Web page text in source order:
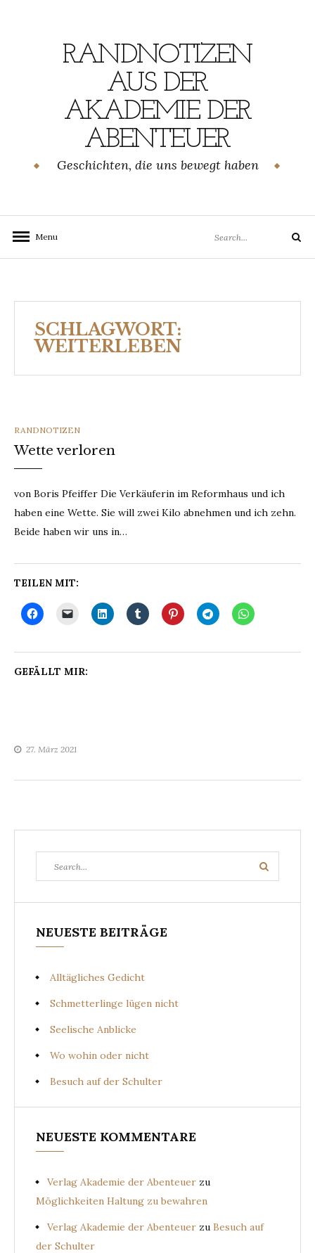
RANDNOTIZEN
AUS DER
AKADEMIE DER
ABENTEUER
Geschichten, die uns bewegt haben
Menu
for:
Search
SCHLAGWORT:
WEITERLEBEN
CATEGORIES
RANDNOTIZEN
Wette verloren
von Boris Pfeiffer Die Verkäuferin im Reformhaus und ich
haben eine Wette. Sie will zwei Kilo abnehmen und ich zehn.
Beide haben wir uns in…
TEILEN MIT:
GEFÄLLT MIR:
27. März 2021
for:
Search
NEUESTE BEITRÄGE
Alltägliches Gedicht
Schmetterlinge lügen nicht
Seelische Anblicke
Wo wohin oder nicht
Besuch auf der Schulter
NEUESTE KOMMENTARE
Verlag Akademie der Abenteuer zu
Möglichkeiten Haltung zu bewahren
Verlag Akademie der Abenteuer zu Besuch auf
der Schulter